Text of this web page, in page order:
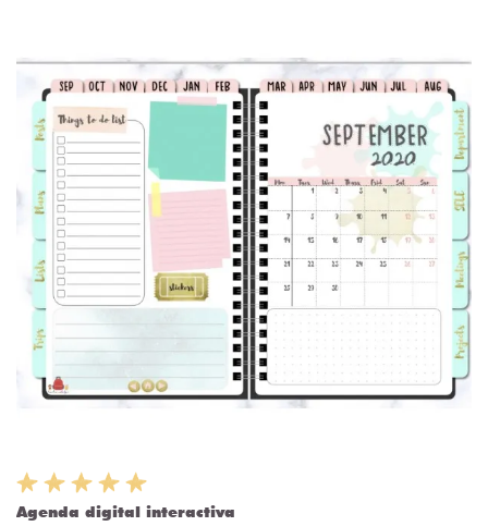
Agenda digital interactiva